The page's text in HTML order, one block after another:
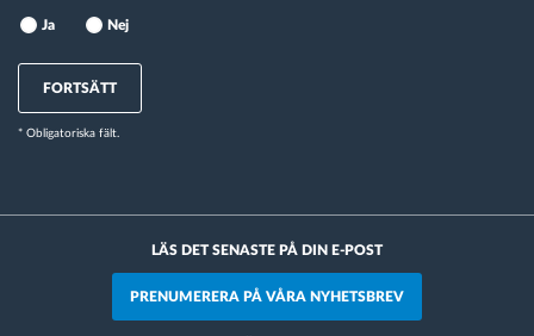
Ja Nej
FORTSÄTT
* Obligatoriska fält.
LÄS DET SENASTE PÅ DIN E-POST
PRENUMERERA PÅ VÅRA NYHETSBREV